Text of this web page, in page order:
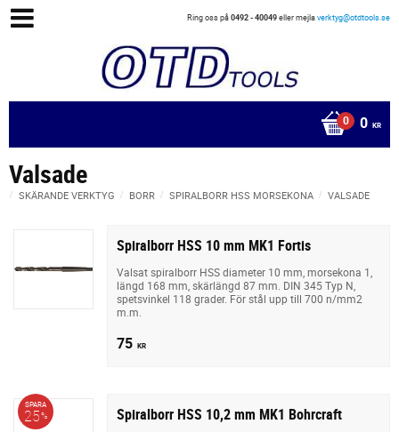
Ring oss på0492 - 40049eller mejlaverktyg@otdtools.se
0 KR
Valsade
SKÄRANDE VERKTYG BORR SPIRALBORR HSS MORSEKONA VALSADE
Spiralborr HSS 10 mm MK1 Fortis
Valsat spiralborr HSS diameter 10 mm, morsekona 1,
längd 168 mm, skärlängd 87 mm. DIN 345 Typ N,
spetsvinkel 118 grader. För stål upp till 700 n/mm2
m.m.
75 KR
Spiralborr HSS 10,2 mm MK1 Bohrcraft
SPARA
25%